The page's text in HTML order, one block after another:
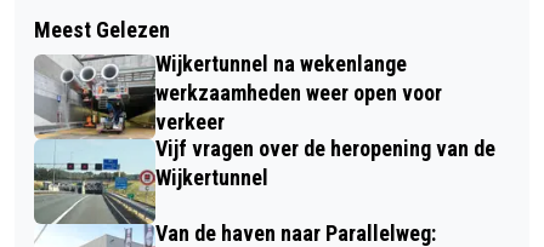
'ONDER DE PARASOL': ZOMERPLEZIER
GAAT DOOR MET ACTIVITEITEN VOOR
65-PLUSSERS IN BEVERWIJK EN
HEEMSKERK
AANRIJDING TUSSEN MOTOR EN
PERSONENAUTO OP JAN VAN
KUIKWEG IN HEEMSKERK
Meest Gelezen
Wijkertunnel na wekenlange
werkzaamheden weer open voor
verkeer
Vijf vragen over de heropening van de
Wijkertunnel
Van de haven naar Parallelweg: